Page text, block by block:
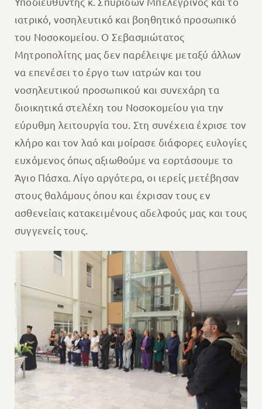
ιατρικό, νοσηλευτικό και βοηθητικό προσωπικό
του Νοσοκομείου. Ο Σεβασμιώτατος
Μητροπολίτης μας δεν παρέλειψε μεταξύ άλλων
να επενέσει το έργο των ιατρών και του
νοσηλευτικού προσωπικού και συνεχάρη τα
διοικητικά στελέχη του Νοσοκομείου για την
εύρυθμη λειτουργία του. Στη συνέχεια έχρισε τον
κλήρο και τον λαό και μοίρασε διάφορες ευλογίες
ευχόμενος όπως αξιωθούμε να εορτάσουμε το
Άγιο Πάσχα. Λίγο αργότερα, οι ιερείς μετέβησαν
στους θαλάμους όπου και έχρισαν τους εν
ασθενείαις κατακειμένους αδελφούς μας και τους
συγγενείς τους.